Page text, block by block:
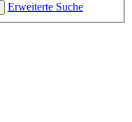
Erweiterte Suche